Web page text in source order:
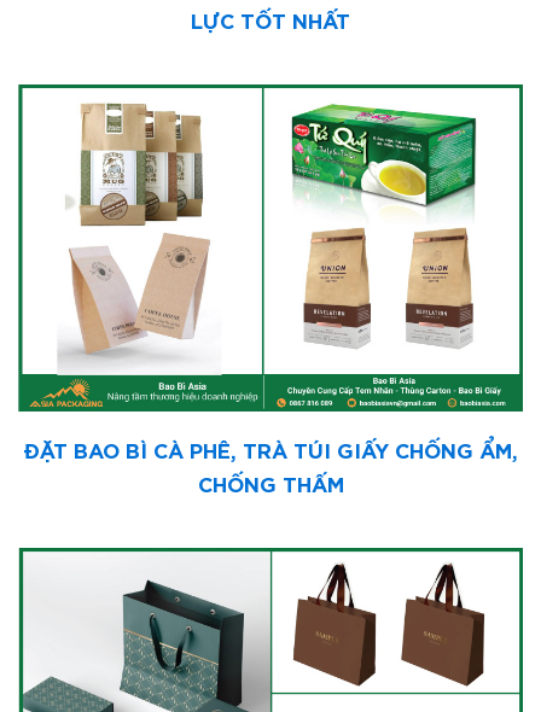
LỰC TỐT NHẤT
ĐẶT BAO BÌ CÀ PHÊ, TRÀ TÚI GIẤY CHỐNG ẨM,
CHỐNG THẤM